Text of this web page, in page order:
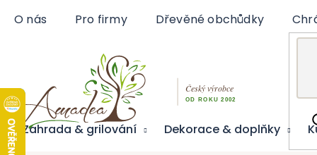
O nás Pro firmy Dřevěné obchůdky
Zahrada & grilování Dekorace & doplňky